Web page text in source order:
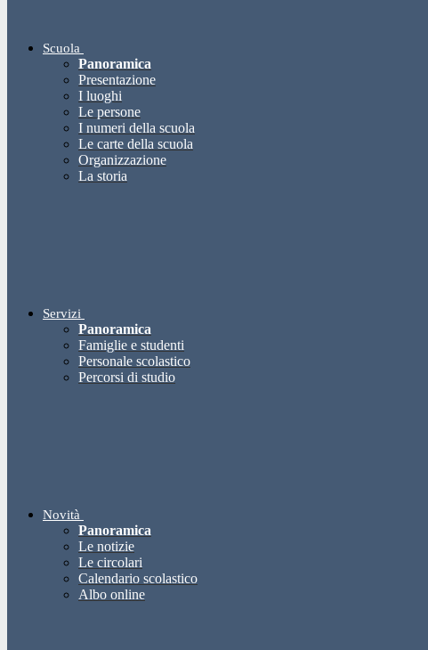
Scuola
Panoramica
Presentazione
I luoghi
Le persone
I numeri della scuola
Le carte della scuola
Organizzazione
La storia
Servizi
Panoramica
Famiglie e studenti
Personale scolastico
Percorsi di studio
Novità
Panoramica
Le notizie
Le circolari
Calendario scolastico
Albo online